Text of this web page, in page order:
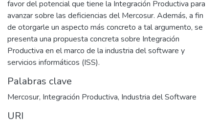
favor del potencial que tiene la Integración Productiva para
avanzar sobre las deficiencias del Mercosur. Además, a fin
de otorgarle un aspecto más concreto a tal argumento, se
presenta una propuesta concreta sobre Integración
Productiva en el marco de la industria del software y
servicios informáticos (ISS).
Palabras clave
Mercosur, Integración Productiva, Industria del Software
URI